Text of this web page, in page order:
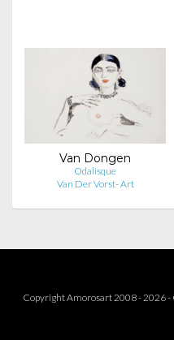
Van Dongen
Odalisque
Van Der Vorst- Art
Copyright Amorosart 2008 - 2026 -